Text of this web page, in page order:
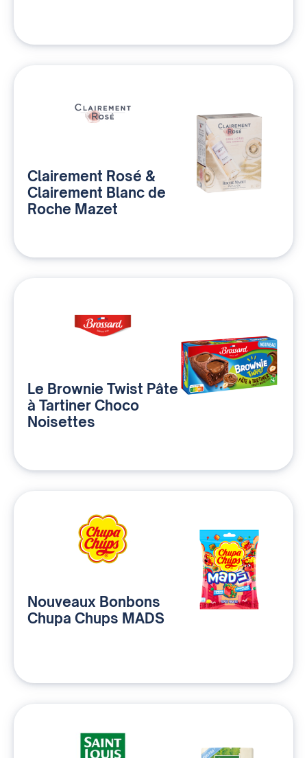
Clairement Rosé &
Clairement Blanc de
Roche Mazet
Le Brownie Twist Pâte
à Tartiner Choco
Noisettes
Nouveaux Bonbons
Chupa Chups MADS